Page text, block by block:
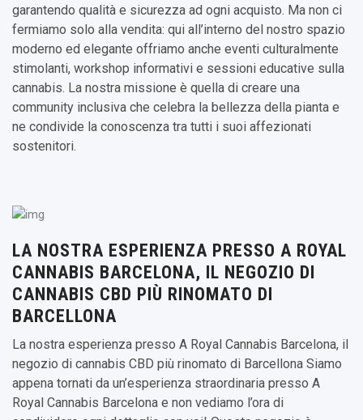
garantendo qualità e sicurezza ad ogni acquisto. Ma non ci
fermiamo solo alla vendita: qui all’interno del nostro spazio
moderno ed elegante offriamo anche eventi culturalmente
stimolanti, workshop informativi e sessioni educative sulla
cannabis. La nostra missione è quella di creare una
community inclusiva che celebra la bellezza della pianta e
ne condivide la conoscenza tra tutti i suoi affezionati
sostenitori.
LA NOSTRA ESPERIENZA PRESSO A ROYAL
CANNABIS BARCELONA, IL NEGOZIO DI
CANNABIS CBD PIÙ RINOMATO DI
BARCELLONA
La nostra esperienza presso A Royal Cannabis Barcelona, il
negozio di cannabis CBD più rinomato di Barcellona Siamo
appena tornati da un’esperienza straordinaria presso A
Royal Cannabis Barcelona e non vediamo l’ora di